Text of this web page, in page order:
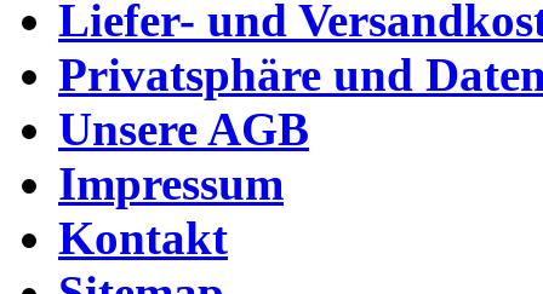
Liefer- und
Privatsphäre und
Unsere AGB
Impressum
Kontakt